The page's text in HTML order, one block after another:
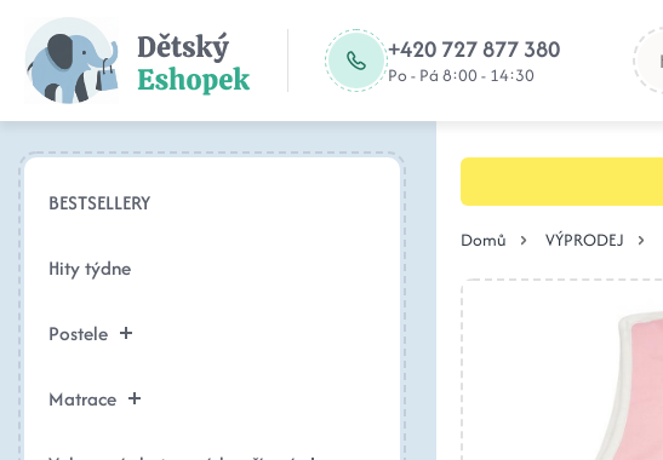
+420 727 877 380
Po - Pá 8:00 - 14:30
BESTSELLERY
Hity týdne
Postele
Matrace
Domů VÝPRODEJ